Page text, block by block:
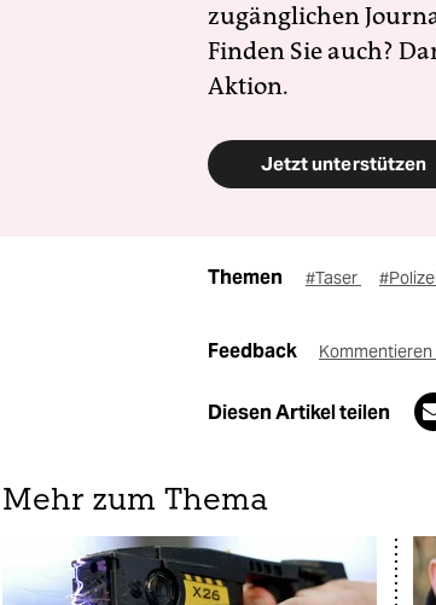
zugänglichen
Finden Sie auch?
Aktion.
Jetzt unterstützen
Themen #Taser
Feedback Kommentieren
Diesen Artikel teilen
Mehr zum Thema